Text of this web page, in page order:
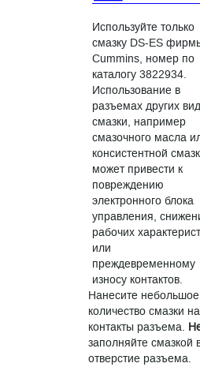
Используйте только
смазку DS-ES
Cummins, номер по
каталогу 3822934.
Использование в
разъемах других
смазки, например
смазочного масла
консистентной
может привести к
повреждению
электронного блока
управления,
рабочих
или
преждевременному
износу контактов.
Нанесите небольшое
количество смазки на
контакты разъема.
заполняйте смазкой
отверстие разъема.